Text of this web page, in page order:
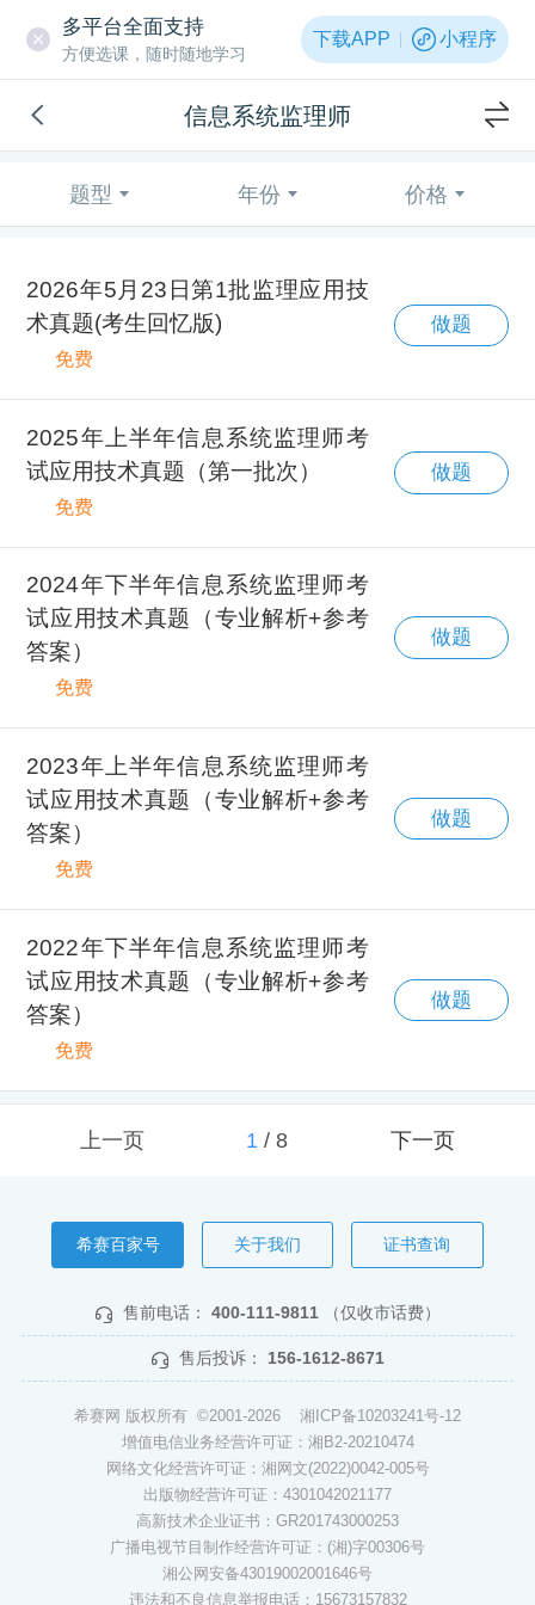
多平台全面支持
方便选课，随时随地学习
下载APP 小程序
信息系统监理师
题型 年份 价格
2026年5月23日第1批监理应用技
术真题(考生回忆版)
免费
做题
2025年上半年信息系统监理师考
试应用技术真题（第一批次）
免费
做题
2024年下半年信息系统监理师考
试应用技术真题（专业解析+参考
答案）
免费
做题
2023年上半年信息系统监理师考
试应用技术真题（专业解析+参考
答案）
免费
做题
2022年下半年信息系统监理师考
试应用技术真题（专业解析+参考
答案）
免费
做题
上一页 1/ 8 下一页
希赛百家号 关于我们 证书查询
售前电话： 400-111-9811 （仅收市话费）
售后投诉： 156-1612-8671
希赛网 版权所有 ©2001-2026 湘ICP备10203241号-12
增值电信业务经营许可证：湘B2-20210474
网络文化经营许可证：湘网文(2022)0042-005号
出版物经营许可证：4301042021177
高新技术企业证书：GR201743000253
广播电视节目制作经营许可证：(湘)字00306号
湘公网安备43019002001646号
违法和不良信息举报电话：15673157832